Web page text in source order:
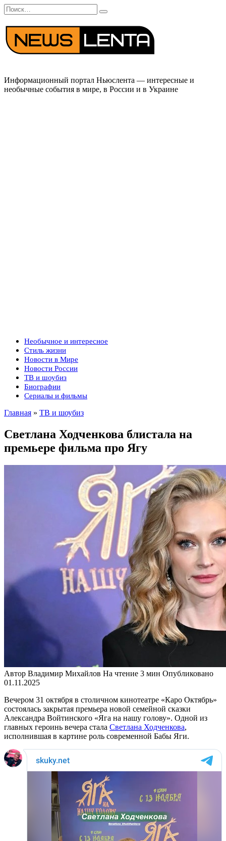
Перейти
к
содержанию
Search
for:
Информационный портал Ньюслента — интересные и
необычные события в мире, в России и в Украине
Необычное и интересное
Стиль жизни
Новости в Мире
Новости России
ТВ и шоубиз
Биографии
Сериалы и фильмы
Главная » ТВ и шоубиз
Светлана Ходченкова блистала на
премьере фильма про Ягу
Автор Владимир Михайлов На чтение 3 мин Опубликовано
01.11.2025
Вечером 31 октября в столичном кинотеатре «Каро Октябрь»
состоялась закрытая премьера новой семейной сказки
Александра Войтинского «Яга на нашу голову». Одной из
главных героинь вечера стала Светлана Ходченкова,
исполнившая в картине роль современной Бабы Яги.